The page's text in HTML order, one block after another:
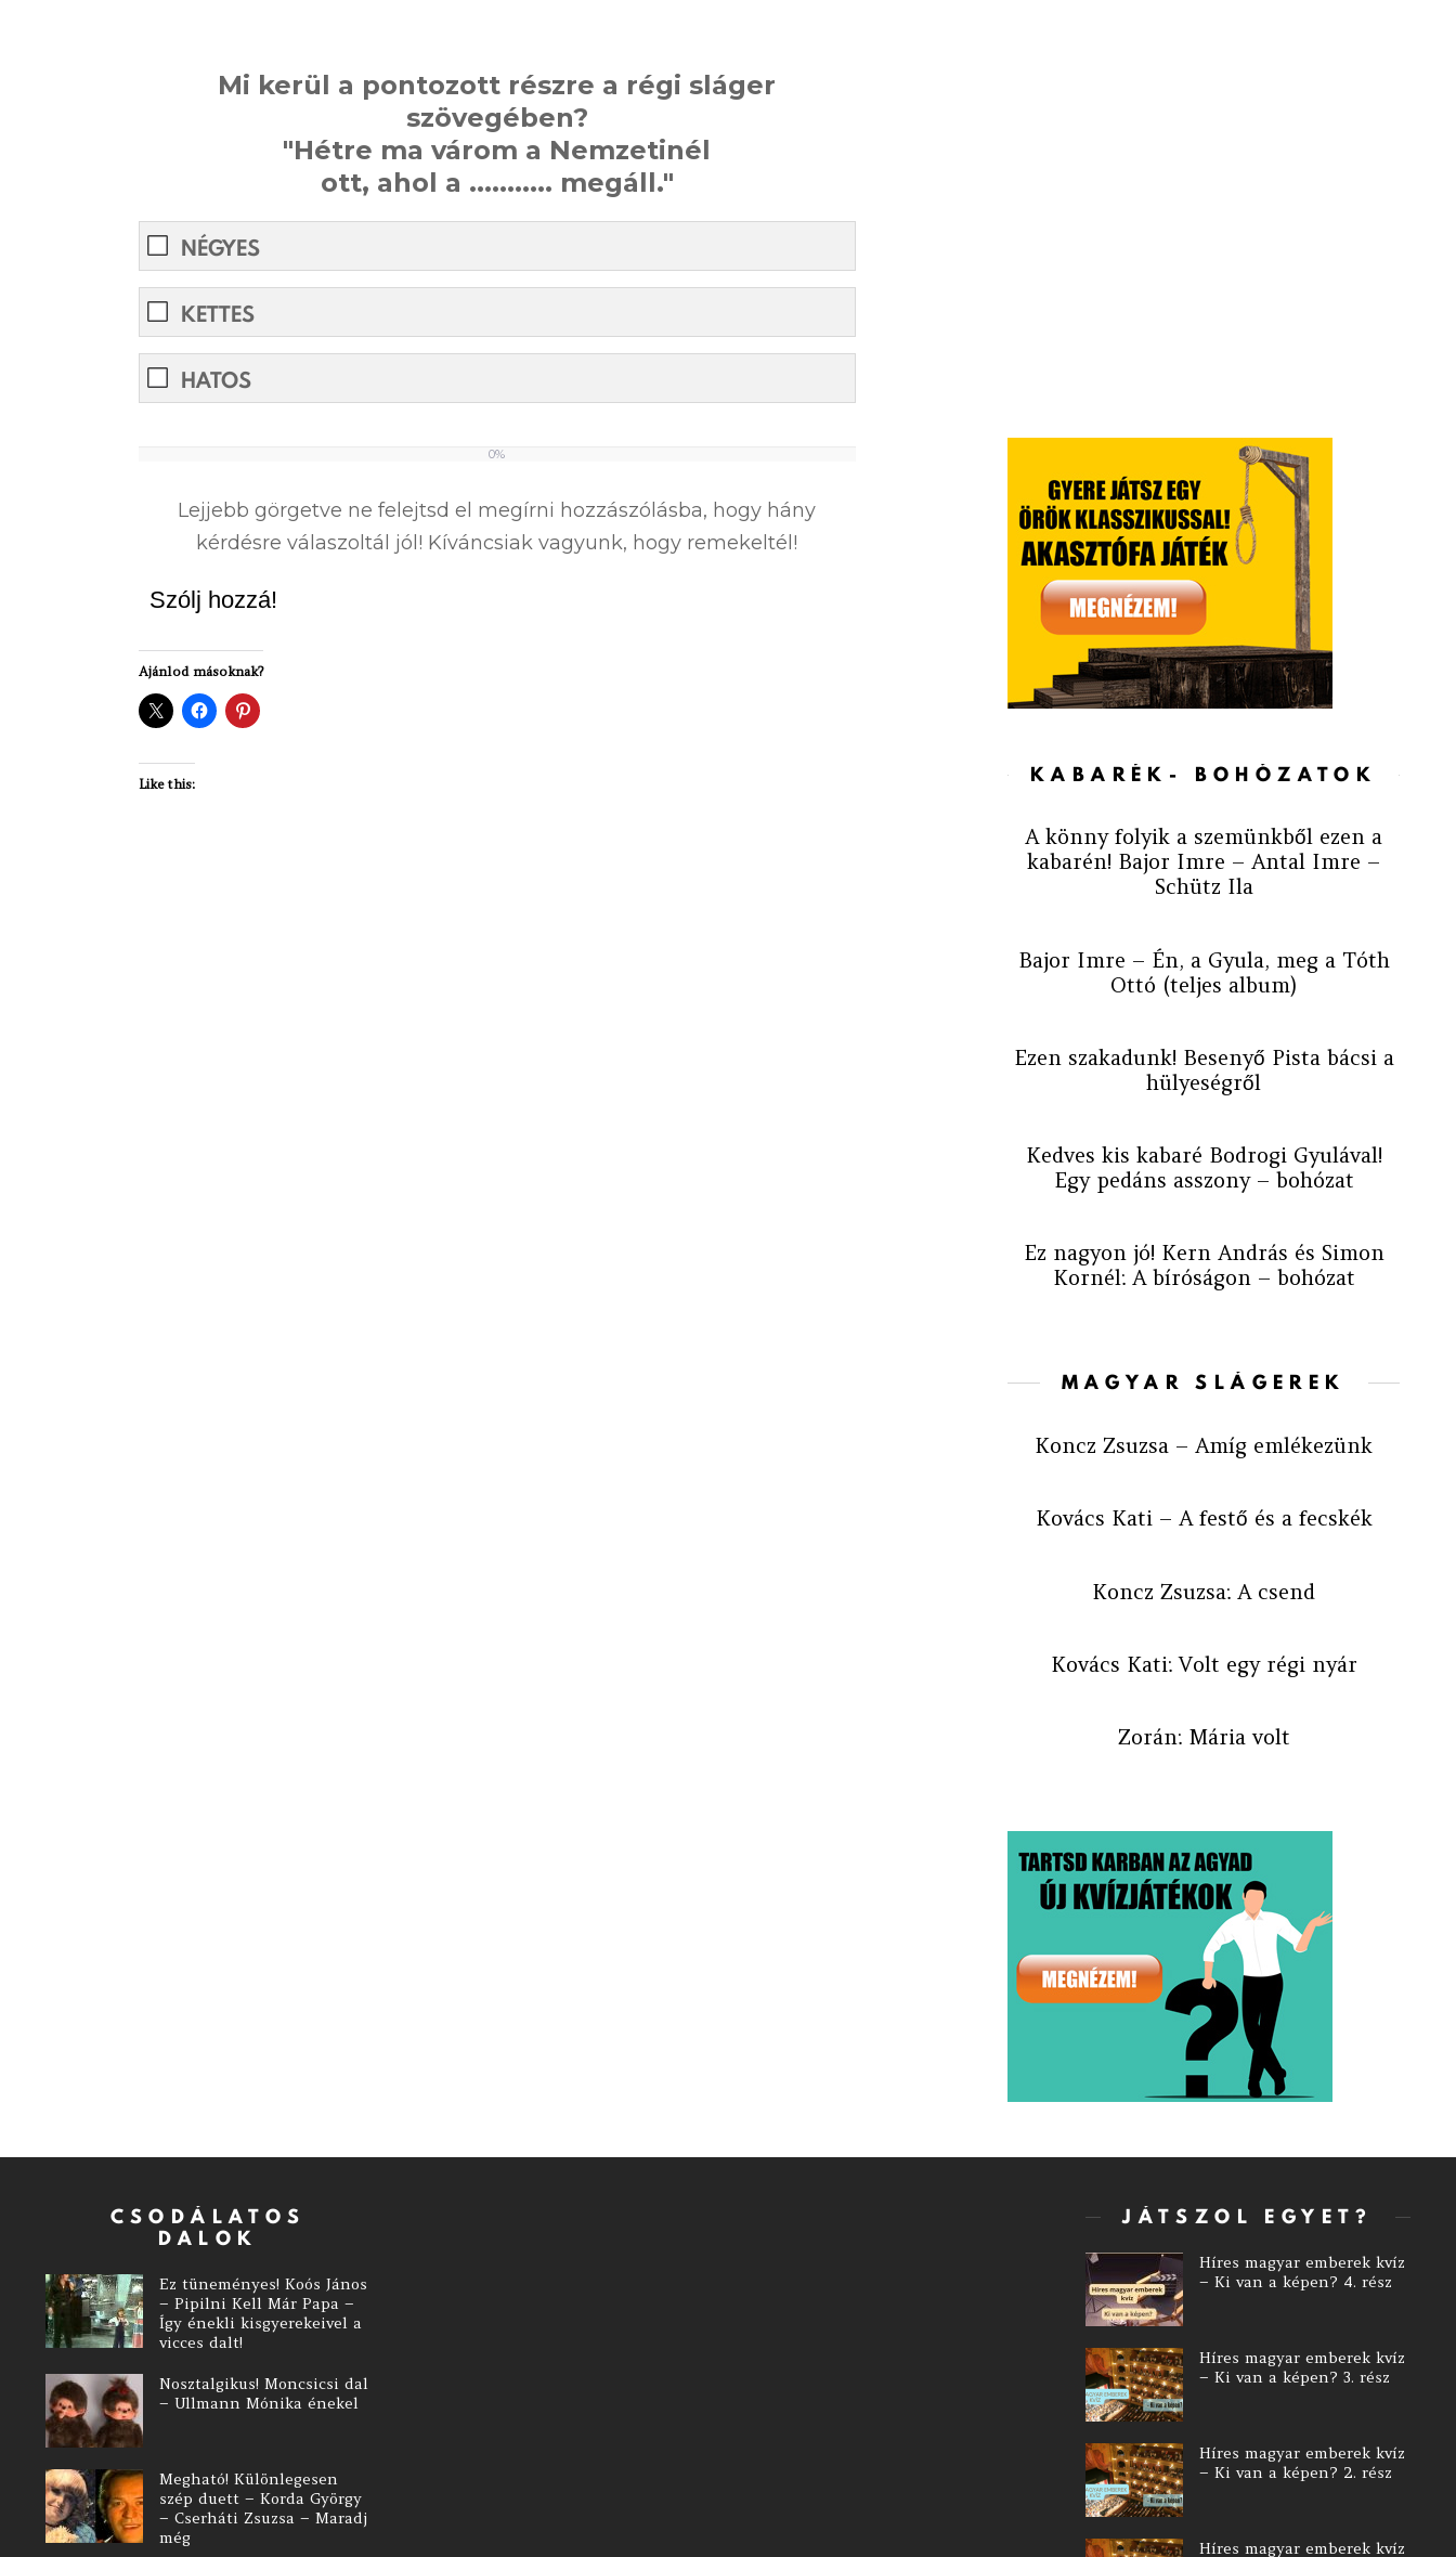
Mi kerül a pontozott részre a régi sláger
szövegében?
"Hétre ma várom a Nemzetinél
ott, ahol a ........... megáll."
NÉGYES
KETTES
HATOS
0%
Lejjebb görgetve ne felejtsd el megírni hozzászólásba, hogy hány
kérdésre válaszoltál jól! Kíváncsiak vagyunk, hogy remekeltél!
Szólj hozzá!
Ajánlod másoknak?
Like this: KABARÉK- BOHÓZATOK
A könny folyik a szemünkből ezen a
kabarén! Bajor Imre – Antal Imre –
Schütz Ila
Bajor Imre – Én, a Gyula, meg a Tóth
Ottó (teljes album)
Ezen szakadunk! Besenyő Pista bácsi a
hülyeségről
Kedves kis kabaré Bodrogi Gyulával!
Egy pedáns asszony – bohózat
Ez nagyon jó! Kern András és Simon
Kornél: A bíróságon – bohózat
MAGYAR SLÁGEREK
Koncz Zsuzsa – Amíg emlékezünk
Kovács Kati – A festő és a fecskék
Koncz Zsuzsa: A csend
Kovács Kati: Volt egy régi nyár
Zorán: Mária volt
CSODÁLATOS
DALOK
Ez tüneményes! Koós János
– Pipilni Kell Már Papa –
Így énekli kisgyerekeivel a
vicces dalt!
Nosztalgikus! Moncsicsi dal
– Ullmann Mónika énekel
Megható! Különlegesen
szép duett – Korda György
– Cserháti Zsuzsa – Maradj
még
JÁTSZOL EGYET?
Híres magyar emberek kvíz
– Ki van a képen? 4. rész
Híres magyar emberek kvíz
– Ki van a képen? 3. rész
Híres magyar emberek kvíz
– Ki van a képen? 2. rész
Híres magyar emberek kvíz